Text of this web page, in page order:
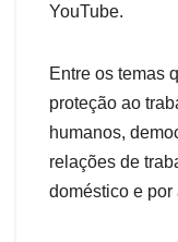
YouTube.
Entre os temas
proteção ao
humanos,
relações de
doméstico e por